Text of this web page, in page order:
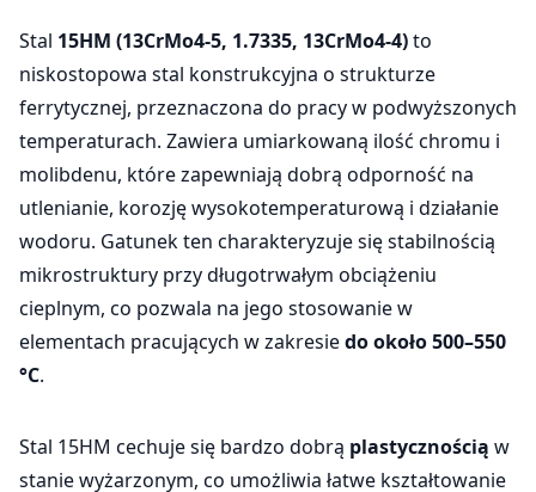
Stal 15HM (13CrMo4-5, 1.7335, 13CrMo4-4)to
niskostopowa stal konstrukcyjna o strukturze
ferrytycznej, przeznaczona do pracy w podwyższonych
temperaturach. Zawiera umiarkowaną ilość chromu i
molibdenu, które zapewniają dobrą odporność na
utlenianie, korozję wysokotemperaturową i działanie
wodoru. Gatunek ten charakteryzuje się stabilnością
mikrostruktury przy długotrwałym obciążeniu
cieplnym, co pozwala na jego stosowanie w
elementach pracujących w zakresiedo około 500–550
°C.
Stal 15HM cechuje się bardzo dobrą plastycznością w
stanie wyżarzonym, co umożliwia łatwe kształtowanie